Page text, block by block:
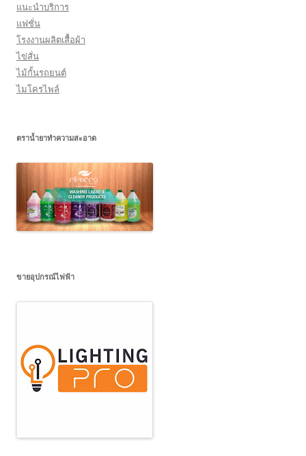
แนะนำบริการ
แฟชั่น
โรงงานผลิตเสื้อผ้า
ไข่สั่น
ไม้กั้นรถยนต์
ไมโครไพล์
ตราน้ำยาทำความสะอาด
ขายอุปกรณ์ไฟฟ้า